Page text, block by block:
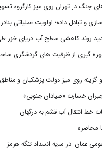
جنگ در تهران روی میز کارگروه
و تبادل داده؛ اولویتِ عملیاتی
روند کاهشی سطح آب دریای خزر طی
گیری از ظرفیت های گردشگری
گزینه روی میز دولت پزشکیان و مناطق
خسارت «صیادان جنوبی»
خط انتقال آب قشم به درگهان
محاصره
عمان در سایه انسداد تنگه هرمز